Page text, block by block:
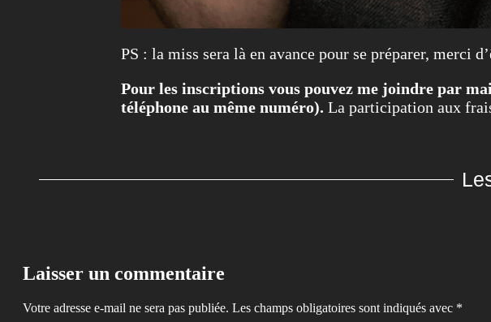
PS : la miss sera là en avance pour se préparer, merci
Pour les inscriptions vous pouvez me joindre par
téléphone au même numéro). La participation aux
Laisser un commentaire
Votre adresse e-mail ne sera pas publiée. Les champs obligatoires sont indiqués avec *